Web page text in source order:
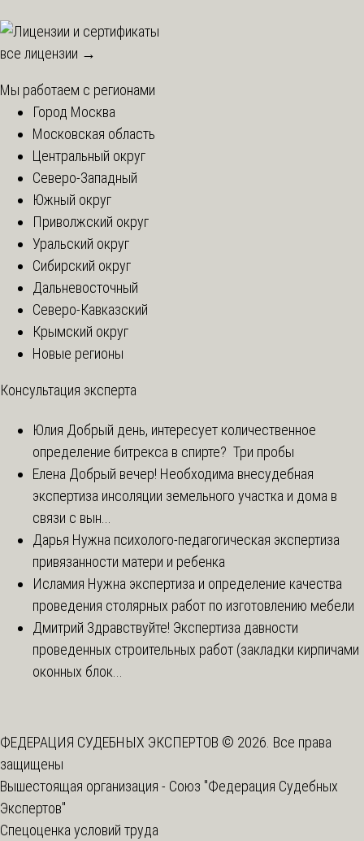
все лицензии →
Мы работаем с регионами
Город Москва
Московская область
Центральный округ
Северо-Западный
Южный округ
Приволжский округ
Уральский округ
Сибирский округ
Дальневосточный
Северо-Кавказский
Крымский округ
Новые регионы
Консультация эксперта
Юлия Добрый день, интересует количественное
определение битрекса в спирте? Три пробы
Елена Добрый вечер! Необходима внесудебная
экспертиза инсоляции земельного участка и дома в
связи с вын...
Дарья Нужна психолого-педагогическая экспертиза
привязанности матери и ребенка
Исламия Нужна экспертиза и определение качества
проведения столярных работ по изготовлению мебели
Дмитрий Здравствуйте! Экспертиза давности
проведенных строительных работ (закладки кирпичами
оконных блок...
ФЕДЕРАЦИЯ СУДЕБНЫХ ЭКСПЕРТОВ © 2026. Все права
защищены
Вышестоящая организация - Союз "Федерация Судебных
Экспертов"
Спецоценка условий труда